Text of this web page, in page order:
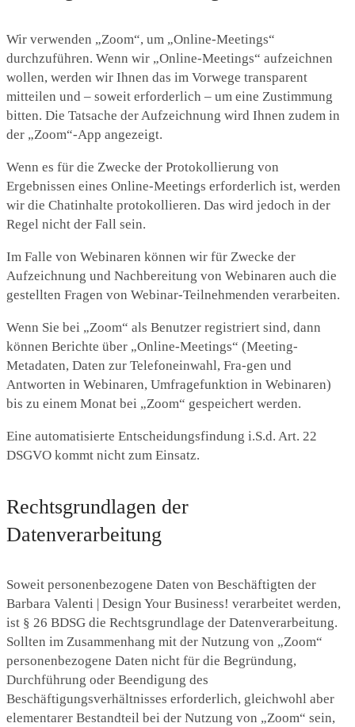
Wir verwenden „Zoom“, um „Online-Meetings“
durchzuführen. Wenn wir „Online-Meetings“ aufzeichnen
wollen, werden wir Ihnen das im Vorwege transparent
mitteilen und – soweit erforderlich – um eine Zustimmung
bitten. Die Tatsache der Aufzeichnung wird Ihnen zudem in
der „Zoom“-App angezeigt.
Wenn es für die Zwecke der Protokollierung von
Ergebnissen eines Online-Meetings erforderlich ist, werden
wir die Chatinhalte protokollieren. Das wird jedoch in der
Regel nicht der Fall sein.
Im Falle von Webinaren können wir für Zwecke der
Aufzeichnung und Nachbereitung von Webinaren auch die
gestellten Fragen von Webinar-Teilnehmenden verarbeiten.
Wenn Sie bei „Zoom“ als Benutzer registriert sind, dann
können Berichte über „Online-Meetings“ (Meeting-
Metadaten, Daten zur Telefoneinwahl, Fra-gen und
Antworten in Webinaren, Umfragefunktion in Webinaren)
bis zu einem Monat bei „Zoom“ gespeichert werden.
Eine automatisierte Entscheidungsfindung i.S.d. Art. 22
DSGVO kommt nicht zum Einsatz.
Rechtsgrundlagen der
Datenverarbeitung
Soweit personenbezogene Daten von Beschäftigten der
Barbara Valenti | Design Your Business! verarbeitet werden,
ist § 26 BDSG die Rechtsgrundlage der Datenverarbeitung.
Sollten im Zusammenhang mit der Nutzung von „Zoom“
personenbezogene Daten nicht für die Begründung,
Durchführung oder Beendigung des
Beschäftigungsverhältnisses erforderlich, gleichwohl aber
elementarer Bestandteil bei der Nutzung von „Zoom“ sein,